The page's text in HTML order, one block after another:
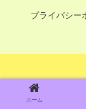
プライバシー
ホーム